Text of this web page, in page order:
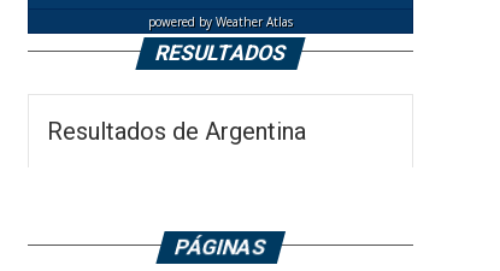
powered byWeather Atlas
RESULTADOS
Resultados de Argentina
PÁGINAS